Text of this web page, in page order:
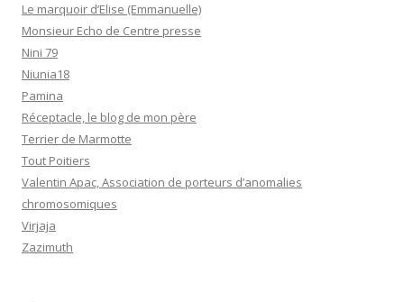
Le marquoir d’Elise (Emmanuelle)
Monsieur Echo de Centre presse
Nini 79
Niunia18
Pamina
Réceptacle, le blog de mon père
Terrier de Marmotte
Tout Poitiers
Valentin Apac, Association de porteurs d’anomalies
chromosomiques
Virjaja
Zazimuth